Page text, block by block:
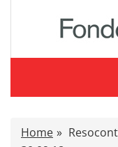
Caratteristiche
Home